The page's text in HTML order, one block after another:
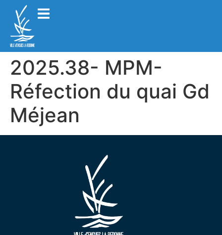
2025.38- MPM-
Réfection du quai Gd
Méjean